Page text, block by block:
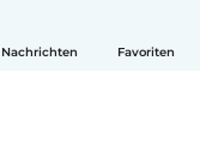
Nachrichten Favoriten